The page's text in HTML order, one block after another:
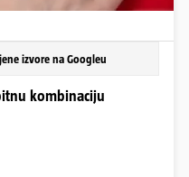
izvore na Googleu
kombinaciju